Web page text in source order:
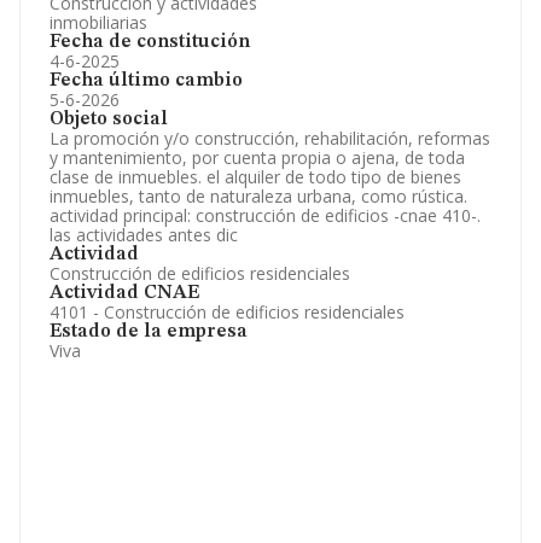
inmobiliarias
Fecha de constitución
4-6-2025
Fecha último cambio
5-6-2026
Objeto social
La promoción y/o construcción, rehabilitación, reformas
y mantenimiento, por cuenta propia o ajena, de toda
clase de inmuebles. el alquiler de todo tipo de bienes
inmuebles, tanto de naturaleza urbana, como rústica.
actividad principal: construcción de edificios -cnae 410-.
las actividades antes dic
Actividad
Construcción de edificios residenciales
Actividad CNAE
4101 - Construcción de edificios residenciales
Estado de la empresa
Viva